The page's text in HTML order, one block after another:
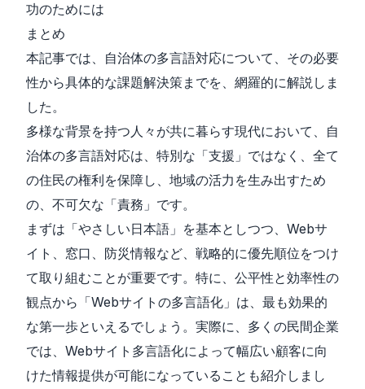
功のためには
まとめ
本記事では、自治体の多言語対応について、その必要
性から具体的な課題解決策までを、網羅的に解説しま
した。
多様な背景を持つ人々が共に暮らす現代において、自
治体の多言語対応は、特別な「支援」ではなく、全て
の住民の権利を保障し、地域の活力を生み出すため
の、不可欠な「責務」です。
まずは「やさしい日本語」を基本としつつ、Webサ
イト、窓口、防災情報など、戦略的に優先順位をつけ
て取り組むことが重要です。特に、公平性と効率性の
観点から「Webサイトの多言語化」は、最も効果的
な第一歩といえるでしょう。実際に、多くの民間企業
では、Webサイト多言語化によって幅広い顧客に向
けた情報提供が可能になっていることも紹介しまし